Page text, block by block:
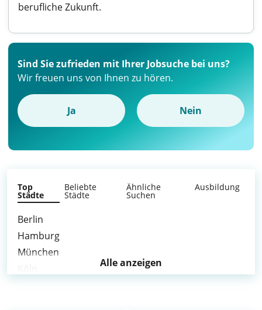
berufliche Zukunft.
Sind Sie zufrieden mit Ihrer Jobsuche bei uns?
Wir freuen uns von Ihnen zu hören.
Ja Nein
Top
Städte
Beliebte
Städte
Ähnliche
Suchen
Ausbildung
Berlin
Hamburg
München
Alle anzeigen